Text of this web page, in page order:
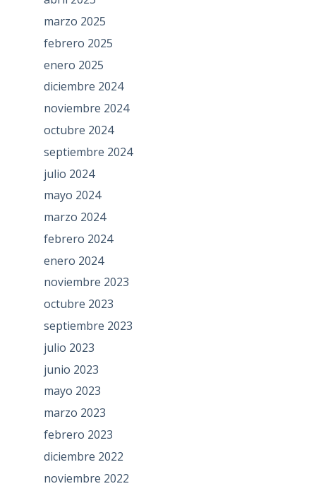
marzo 2025
febrero 2025
enero 2025
diciembre 2024
noviembre 2024
octubre 2024
septiembre 2024
julio 2024
mayo 2024
marzo 2024
febrero 2024
enero 2024
noviembre 2023
octubre 2023
septiembre 2023
julio 2023
junio 2023
mayo 2023
marzo 2023
febrero 2023
diciembre 2022
noviembre 2022